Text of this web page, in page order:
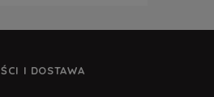
I DOSTAWA